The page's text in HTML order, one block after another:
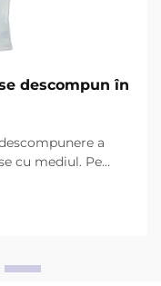
descompun în
a
cu mediul. Pe
mănușile